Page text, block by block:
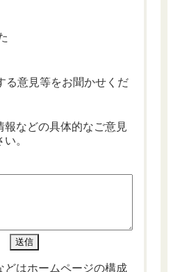
る意見等をお聞かせくだ
報などの具体的なご意見
。
どはホームページの構成